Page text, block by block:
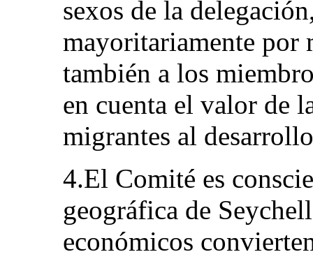
sexos de la
mayoritariamente por
también a los
en cuenta el valor de
migrantes al
4.El Comité es
geográfica de
económicos